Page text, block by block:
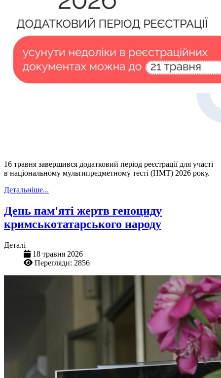
16 травня завершився додатковий період реєстрації для участі
в національному мультипредметному тесті (НМТ) 2026 року.
Детальніше...
День пам'яті жертв геноциду
кримськотатарського народу
Деталі
18 травня 2026
Перегляди: 2856